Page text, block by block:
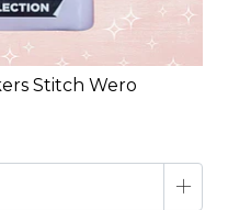
Stitch Wero
+